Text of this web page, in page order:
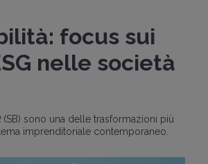
focus sui
nelle società
(SB) sono una delle trasformazioni più
imprenditoriale contemporaneo.